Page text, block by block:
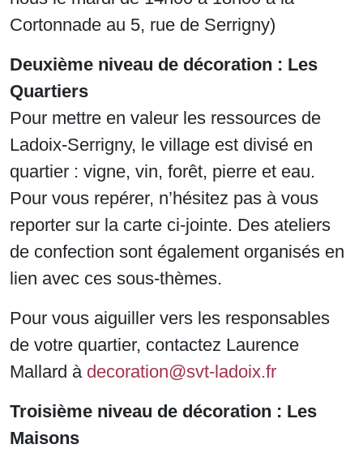
Cortonnade au 5, rue de Serrigny)
Deuxième niveau de décoration : Les
Quartiers
Pour mettre en valeur les ressources de
Ladoix-Serrigny, le village est divisé en
quartier : vigne, vin, forêt, pierre et eau.
Pour vous repérer, n’hésitez pas à vous
reporter sur la carte ci-jointe. Des ateliers
de confection sont également organisés en
lien avec ces sous-thèmes.
Pour vous aiguiller vers les responsables
de votre quartier, contactez Laurence
Mallard à decoration@svt-ladoix.fr
Troisième niveau de décoration : Les
Maisons